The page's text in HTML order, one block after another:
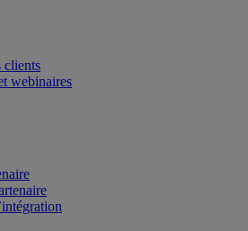
clients
webinaires